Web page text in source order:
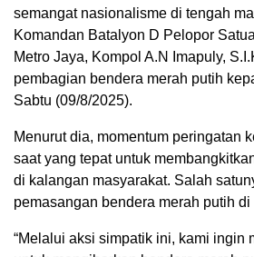
semangat nasionalisme di tengah
Komandan Batalyon D Pelopor
Metro Jaya, Kompol A.N Imapuly,
pembagian bendera merah putih
Sabtu (09/8/2025).
Menurut dia, momentum peringatan
saat yang tepat untuk
di kalangan masyarakat. Salah
pemasangan bendera merah putih
“Melalui aksi simpatik ini, kami ingin